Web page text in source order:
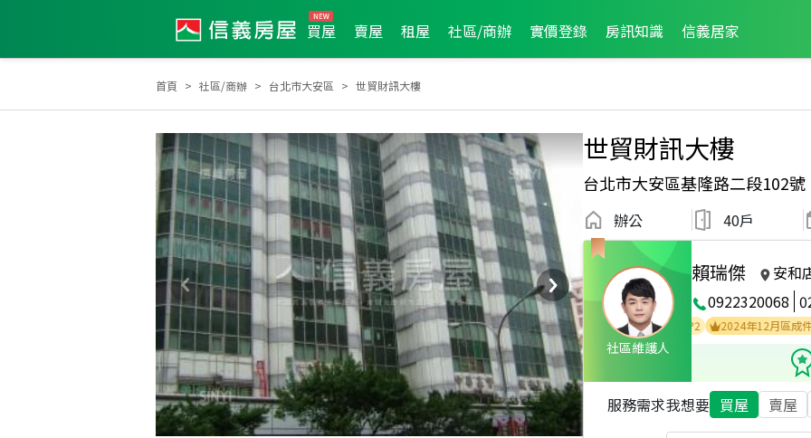
買屋 賣屋 租屋 社區/商辦 實價登錄 房訊知識 信義居家
首頁 社區/商辦 台北市大安區 世貿財訊大樓
世貿財訊大樓
台北市大安區基隆路二段102號
辦公 40戶
社區維護人
賴瑞傑
安和
0922320068
2025年度區成件TOP3 2025年11月區成件TOP2 2025年7月區成件TOP2 2025年4月區成件TOP2 2024年12月區成件TOP2
服務需求我想要 買屋 賣屋